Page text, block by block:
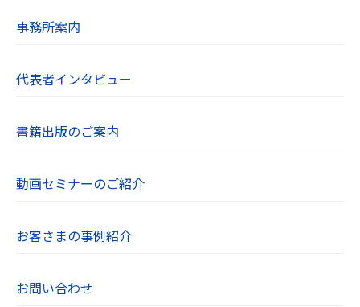
いただきます。
させていただきます。
【３．個人情報の利用目的】
せするために利用します。また、取得した閲
た上で当該スコアを第三者へ提供します。
置】
事務所案内
代表者インタビュー
書籍出版のご案内
動画セミナーのご紹介
お客さまの事例紹介
お問い合わせ